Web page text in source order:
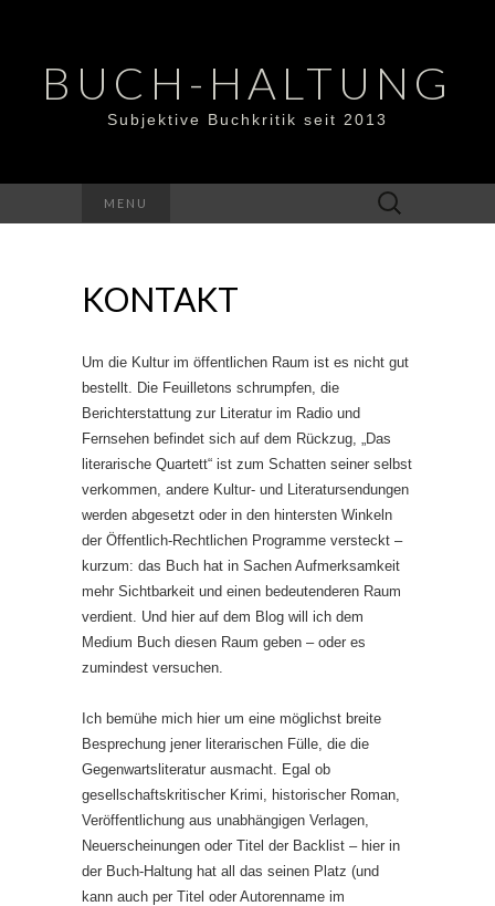
BUCH-HALTUNG
Subjektive Buchkritik seit 2013
MENU
Suchen
nach:
KONTAKT
Um die Kultur im öffentlichen Raum ist es nicht gut
bestellt. Die Feuilletons schrumpfen, die
Berichterstattung zur Literatur im Radio und
Fernsehen befindet sich auf dem Rückzug, „Das
literarische Quartett“ ist zum Schatten seiner selbst
verkommen, andere Kultur- und Literatursendungen
werden abgesetzt oder in den hintersten Winkeln
der Öffentlich-Rechtlichen Programme versteckt –
kurzum: das Buch hat in Sachen Aufmerksamkeit
mehr Sichtbarkeit und einen bedeutenderen Raum
verdient. Und hier auf dem Blog will ich dem
Medium Buch diesen Raum geben – oder es
zumindest versuchen.
Ich bemühe mich hier um eine möglichst breite
Besprechung jener literarischen Fülle, die die
Gegenwartsliteratur ausmacht. Egal ob
gesellschaftskritischer Krimi, historischer Roman,
Veröffentlichung aus unabhängigen Verlagen,
Neuerscheinungen oder Titel der Backlist – hier in
der Buch-Haltung hat all das seinen Platz (und
kann auch per Titel oder Autorenname im